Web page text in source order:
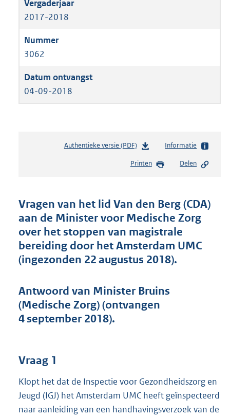
2017-2018
3062
04-09-2018
Authentieke versie (PDF)b
s
n
d
s
g
r
o
t
e
:
Informatie
Printen Delen
Vragen van het lid Van den Berg (CDA)
aan de Minister voor Medische Zorg
over het stoppen van magistrale
bereiding door het Amsterdam UMC
(ingezonden 22 augustus 2018).
Antwoord van Minister Bruins
(Medische Zorg) (ontvangen
4 september 2018).
Vraag 1
Klopt het dat de Inspectie voor Gezondheidszorg en
Jeugd (IGJ) het Amsterdam UMC heeft geïnspecteerd
naar aanleiding van een handhavingsverzoek van de